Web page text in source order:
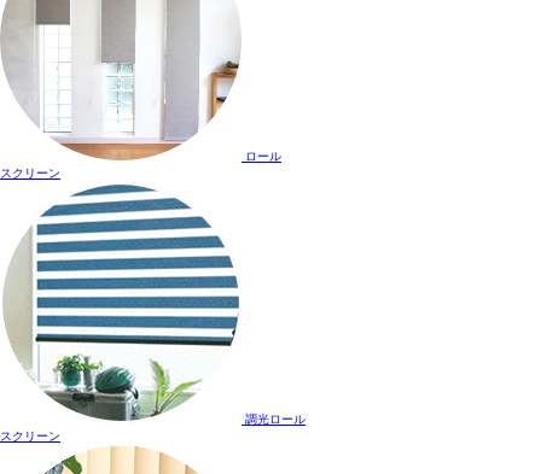
ロール
スクリーン
調光ロール
スクリーン